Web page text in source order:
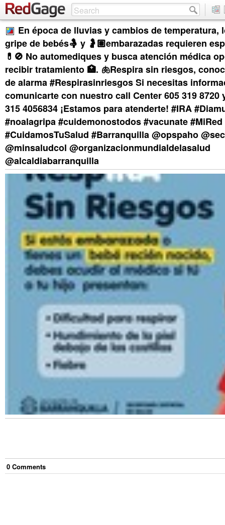
En época de lluvias y cambios de temperatura,
gripe de bebés🤱 y 🤰🏽embarazadas requieren
💊🚫 No automediques y busca atención médica
recibir tratamiento 🏥. 🫁Respira sin riesgos,
de alarma #Respirasinriesgos Si necesitas
comunicarte con nuestro call Center 605 319 8720
315 4056834 ¡Estamos para atenderte! #IRA
#noalagripa #cuidemonostodos #vacunate #MiRed
#CuidamosTuSalud #Barranquilla @opspaho
@minsaludcol @organizacionmundialdelasalud
@alcaldiabarranquilla
0 Comments